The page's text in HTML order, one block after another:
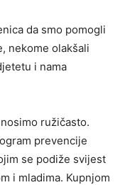
da smo pomogli
nekome olakšali
i nama
ružičasto.
prevencije
se podiže svijest
i mladima. Kupnjom